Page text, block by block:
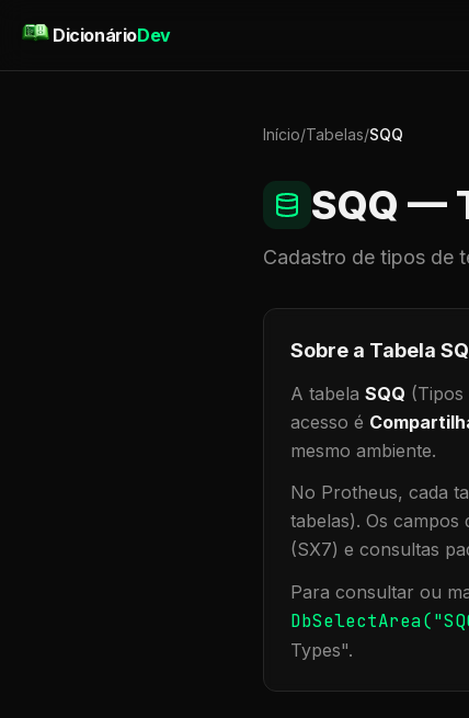
DicionárioDev
Início/Tabelas/SQQ
SQQ —
Cadastro de tipos de
Sobre a Tabela
A tabela SQQ (Tipos
acesso é
mesmo ambiente.
No Protheus, cada
tabelas). Os campos
(SX7) e consultas
Para consultar ou
DbSelectArea("
Types".